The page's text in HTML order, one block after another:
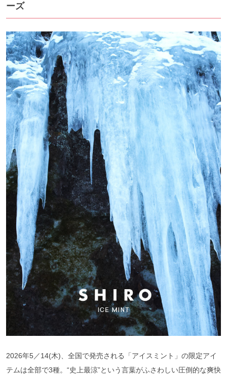
ーズ
2026年5／14(木)、全国で発売される「アイスミント」の限定アイ
テムは全部で3種。“史上最涼”という言葉がふさわしい圧倒的な爽快